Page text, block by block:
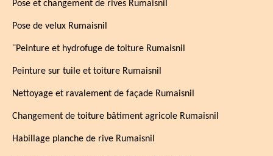
Pose et changement de rives Rumaisnil
Pose de velux Rumaisnil
¨Peinture et hydrofuge de toiture Rumaisnil
Peinture sur tuile et toiture Rumaisnil
Nettoyage et ravalement de façade Rumaisnil
Changement de toiture bâtiment agricole Rumaisnil
Habillage planche de rive Rumaisnil